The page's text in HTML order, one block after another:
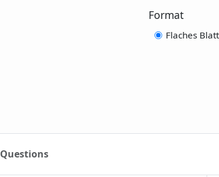
Format
Flaches Blatt
Questions